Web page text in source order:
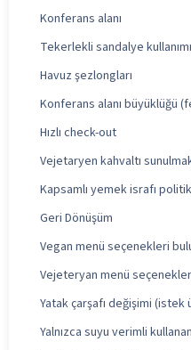
Konferans alanı
Tekerlekli sandalye
Havuz şezlongları
Konferans alanı büyüklüğü
Hızlı check-out
Vejetaryen kahvaltı
Kapsamlı yemek israfı
Geri Dönüşüm
Vegan menü seçenekleri
Vejeteryan menü
Yatak çarşafı değişimi (istek
Yalnızca suyu verimli